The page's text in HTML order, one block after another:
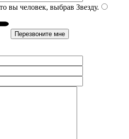
вы человек, выбрав Звезду.